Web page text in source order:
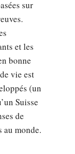
sur
et les
bonne
vie est
(un
Suisse
de
au monde.